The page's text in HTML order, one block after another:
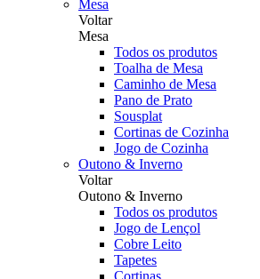
Mesa
Voltar
Mesa
Todos os produtos
Toalha de Mesa
Caminho de Mesa
Pano de Prato
Sousplat
Cortinas de Cozinha
Jogo de Cozinha
Outono & Inverno
Voltar
Outono & Inverno
Todos os produtos
Jogo de Lençol
Cobre Leito
Tapetes
Cortinas